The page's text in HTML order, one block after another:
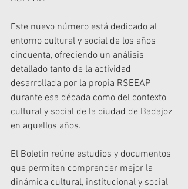
Este nuevo número está dedicado al
entorno cultural y social de los años
cincuenta, ofreciendo un análisis
detallado tanto de la actividad
desarrollada por la propia RSEEAP
durante esa década como del contexto
cultural y social de la ciudad de Badajoz
en aquellos años.
El Boletín reúne estudios y documentos
que permiten comprender mejor la
dinámica cultural, institucional y social